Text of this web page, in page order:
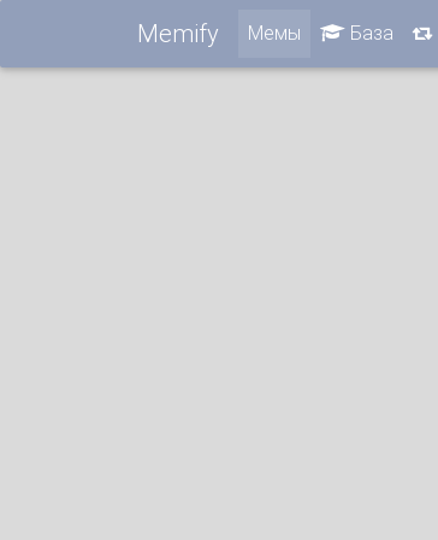
Memify Мемы База